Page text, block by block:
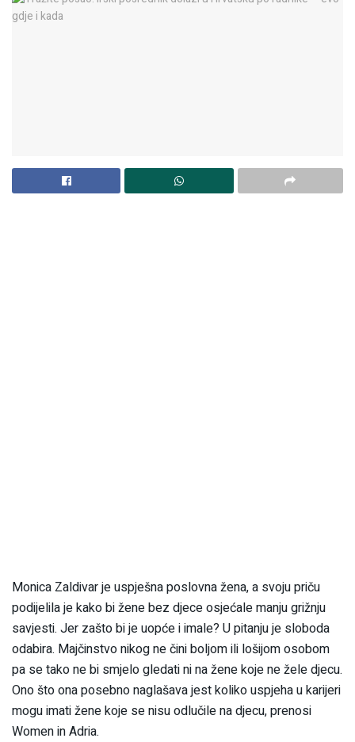
Monica Zaldivar je uspješna poslovna žena, a svoju priču
podijelila je kako bi žene bez djece osjećale manju grižnju
savjesti. Jer zašto bi je uopće i imale? U pitanju je sloboda
odabira. Majčinstvo nikog ne čini boljom ili lošijom osobom
pa se tako ne bi smjelo gledati ni na žene koje ne žele djecu.
Ono što ona posebno naglašava jest koliko uspjeha u karijeri
mogu imati žene koje se nisu odlučile na djecu, prenosi
Women in Adria.